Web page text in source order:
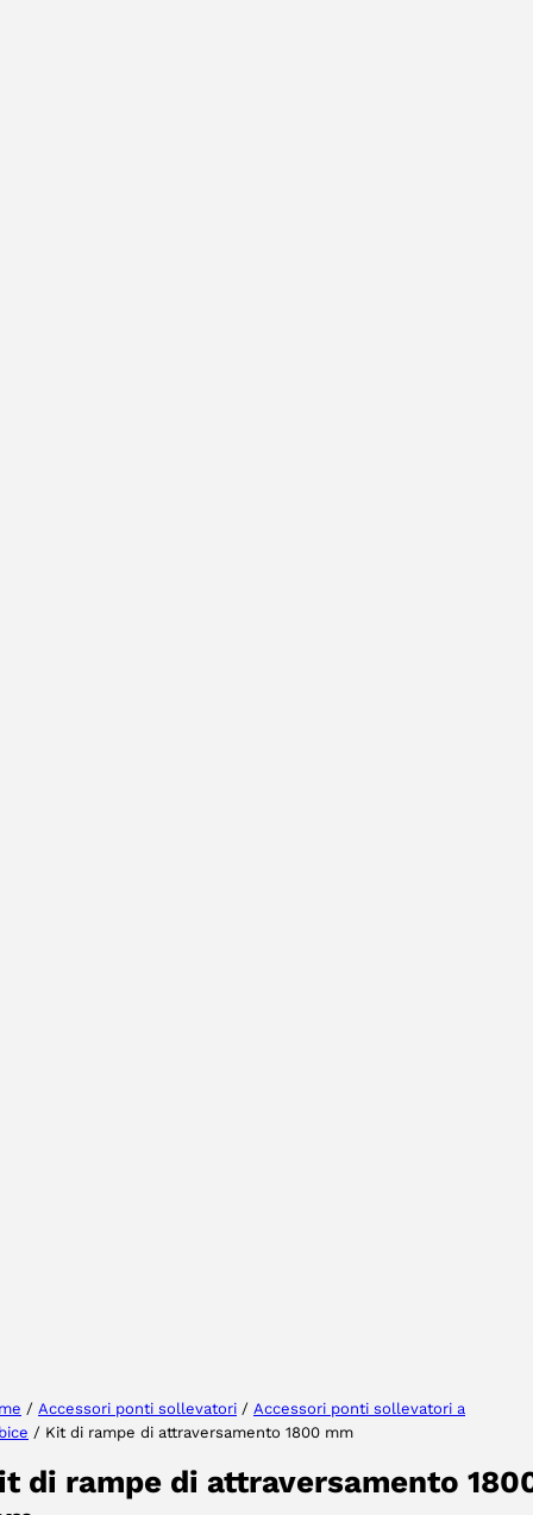
/ Accessori ponti sollevatori / Accessori ponti sollevatori a
/ Kit di rampe di attraversamento 1800 mm
di rampe di attraversamento
ACCETTA